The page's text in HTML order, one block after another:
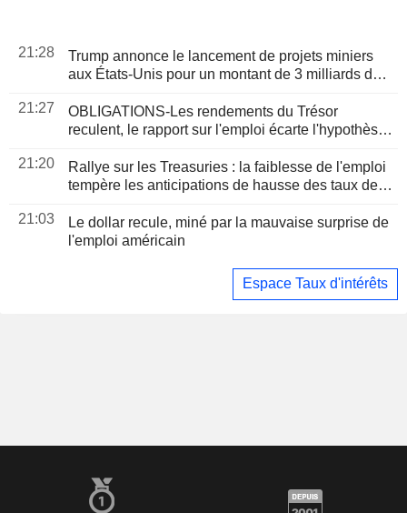
21:28
Trump annonce le lancement de projets miniers
aux États-Unis pour un montant de 3 milliards de
21:27
OBLIGATIONS-Les rendements du Trésor
reculent, le rapport sur l'emploi écarte l'hypothèse
21:20
Rallye sur les Treasuries : la faiblesse de l'emploi
tempère les anticipations de hausse des taux de la
21:03
Le dollar recule, miné par la mauvaise surprise de
l'emploi américain
Espace Taux d'intérêts